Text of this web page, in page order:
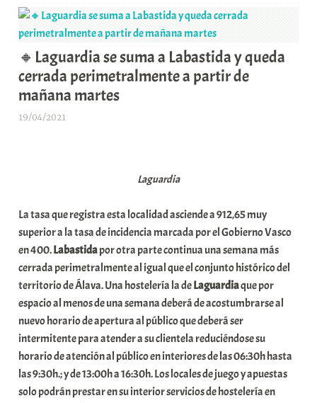
🔸Laguardia se suma a Labastida y queda
cerrada perimetralmente a partir de
mañana martes
19/04/2021
E
K
Laguardia
La tasa que registra esta localidad asciende a 912,65 muy
superior a la tasa de incidencia marcada por el Gobierno Vasco
en 400.Labastidapor otra parte continua una semana más
cerrada perimetralmente al igual que el conjunto histórico del
territorio de Álava. Una hostelería la deLaguardiaque por
espacio al menos de una semana deberá de acostumbrarse al
nuevo horario de apertura al público que deberá ser
intermitente para atender a su clientela reduciéndose su
horario de atención al público en interiores de las 06:30h hasta
las 9:30h.; y de 13:00h a 16:30h. Los locales de juego y apuestas
solo podrán prestar en su interior servicios de hostelería en